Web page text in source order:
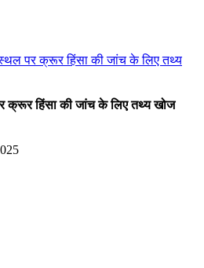
पर क्रूर हिंसा की जांच के लिए तथ्य
क्रूर हिंसा की जांच के लिए तथ्य खोज